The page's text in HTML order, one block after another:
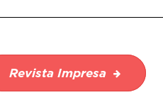
Revista Impresa